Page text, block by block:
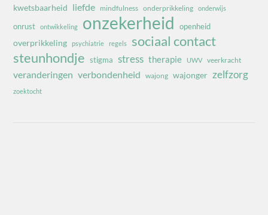
kwetsbaarheid liefde mindfulness onderprikkeling onderwijs
onrust ontwikkeling onzekerheid openheid
overprikkeling psychiatrie regels
sociaal contact
steunhondje stigma stress therapie UWV veerkracht
veranderingen verbondenheid wajong wajonger zelfzorg
zoektocht